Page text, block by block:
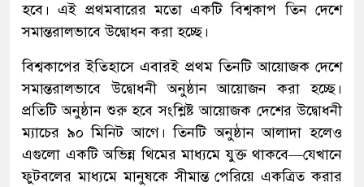
হবে। এই প্রথমবারের মতো একটি বিশ্বকাপ তিন দেশে
সমান্তরালভাবে উদ্বোধন করা হচ্ছে।
বিশ্বকাপের ইতিহাসে এবারই প্রথম তিনটি আয়োজক দেশে
সমান্তরালভাবে উদ্বোধনী অনুষ্ঠান আয়োজন করা হচ্ছে।
প্রতিটি অনুষ্ঠান শুরু হবে সংশ্লিষ্ট আয়োজক দেশের উদ্বোধনী
ম্যাচের ৯০ মিনিট আগে। তিনটি অনুষ্ঠান আলাদা হলেও
এগুলো একটি অভিন্ন থিমের মাধ্যমে যুক্ত থাকবে—যেখানে
ফুটবলের মাধ্যমে মানুষকে সীমান্ত পেরিয়ে একত্রিত করার